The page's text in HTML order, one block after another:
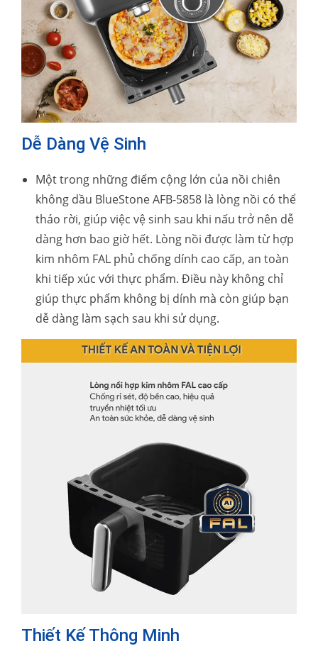
Dễ Dàng Vệ Sinh
Một trong những điểm cộng lớn của nồi chiên
không dầu BlueStone AFB-5858 là lòng nồi có thể
tháo rời, giúp việc vệ sinh sau khi nấu trở nên dễ
dàng hơn bao giờ hết. Lòng nồi được làm từ hợp
kim nhôm FAL phủ chống dính cao cấp, an toàn
khi tiếp xúc với thực phẩm. Điều này không chỉ
giúp thực phẩm không bị dính mà còn giúp bạn
dễ dàng làm sạch sau khi sử dụng.
Thiết Kế Thông Minh